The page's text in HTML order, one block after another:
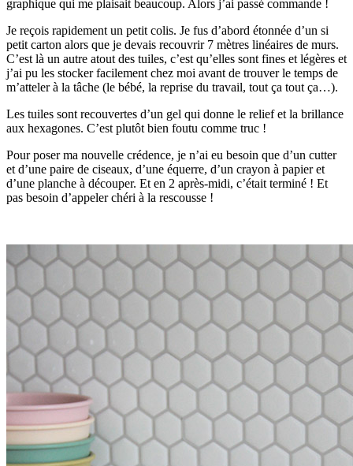
graphique qui me plaisait beaucoup. Alors j’ai passé commande !
Je reçois rapidement un petit colis. Je fus d’abord étonnée d’un si
petit carton alors que je devais recouvrir 7 mètres linéaires de murs.
C’est là un autre atout des tuiles, c’est qu’elles sont fines et légères et
j’ai pu les stocker facilement chez moi avant de trouver le temps de
m’atteler à la tâche (le bébé, la reprise du travail, tout ça tout ça…).
Les tuiles sont recouvertes d’un gel qui donne le relief et la brillance
aux hexagones. C’est plutôt bien foutu comme truc !
Pour poser ma nouvelle crédence, je n’ai eu besoin que d’un cutter
et d’une paire de ciseaux, d’une équerre, d’un crayon à papier et
d’une planche à découper. Et en 2 après-midi, c’était terminé ! Et
pas besoin d’appeler chéri à la rescousse !